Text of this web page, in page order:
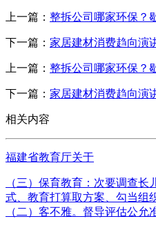
上一篇： 整拆公司哪家环保？
下一篇： 家居建材消费趋向演
上一篇： 整拆公司哪家环保？
下一篇： 家居建材消费趋向演
相关内容
福建省教育厅关于
（三）保育教育：次要调查
式、教育打算取方案、勾当组
（二）客不雅。督导评估公允